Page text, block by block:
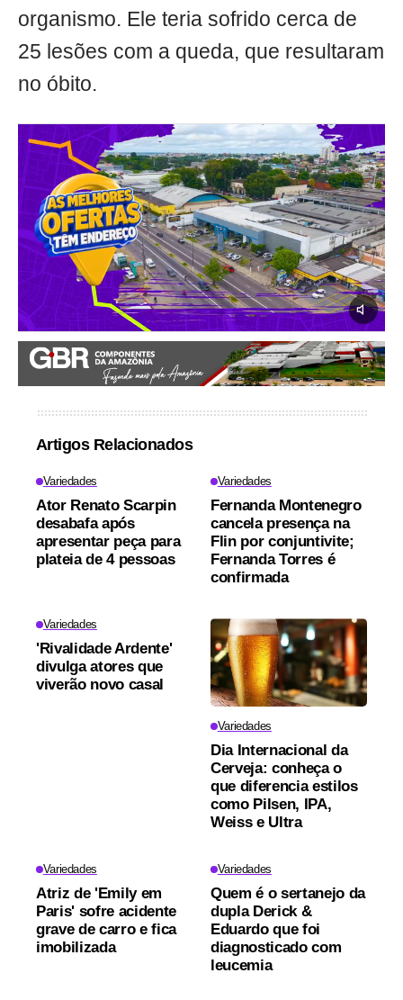
organismo. Ele teria sofrido cerca de
25 lesões com a queda, que resultaram
no óbito.
Artigos Relacionados
Variedades
Ator Renato Scarpin
desabafa após
apresentar peça para
plateia de 4 pessoas
Variedades
Fernanda Montenegro
cancela presença na
Flin por conjuntivite;
Fernanda Torres é
confirmada
Variedades
'Rivalidade Ardente'
divulga atores que
viverão novo casal
Variedades
Dia Internacional da
Cerveja: conheça o
que diferencia estilos
como Pilsen, IPA,
Weiss e Ultra
Variedades
Atriz de 'Emily em
Paris' sofre acidente
grave de carro e fica
imobilizada
Variedades
Quem é o sertanejo da
dupla Derick &
Eduardo que foi
diagnosticado com
leucemia